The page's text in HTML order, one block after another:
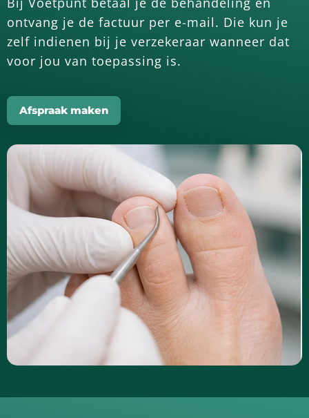
ontvang je de factuur per e-mail. Die kun je
zelf indienen bij je verzekeraar wanneer dat
voor jou van toepassing is.
Afspraak maken